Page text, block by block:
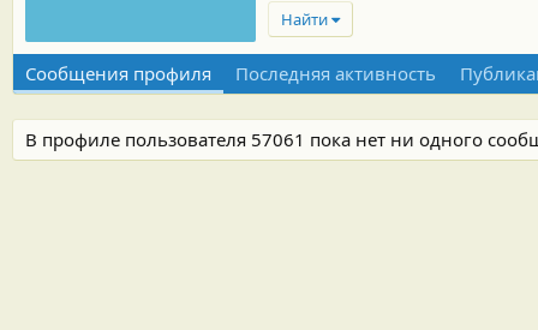
Найти
Сообщения профиля Последняя активность
В профиле пользователя 57061 пока нет ни одного